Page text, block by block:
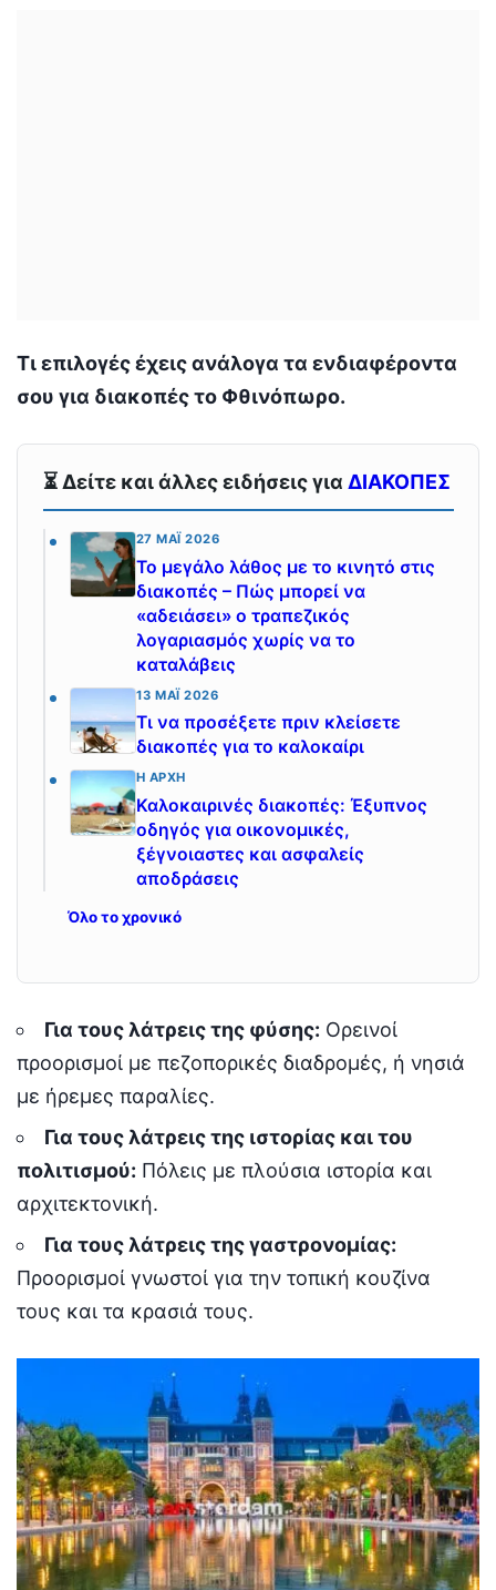
Τι επιλογές έχεις ανάλογα τα ενδιαφέροντα
σου για διακοπές το Φθινόπωρο.
⏳ Δείτε και άλλες ειδήσεις για ΔΙΑΚΟΠΕΣ
27 ΜΆΙ 2026
Το μεγάλο λάθος με το κινητό στις
διακοπές – Πώς μπορεί να
«αδειάσει» ο τραπεζικός
λογαριασμός χωρίς να το
καταλάβεις
13 ΜΆΙ 2026
Τι να προσέξετε πριν κλείσετε
διακοπές για το καλοκαίρι
Η ΑΡΧΉ
Καλοκαιρινές διακοπές: Έξυπνος
οδηγός για οικονομικές,
ξέγνοιαστες και ασφαλείς
αποδράσεις
Όλο το χρονικό
Για τους λάτρεις της φύσης: Ορεινοί
προορισμοί με πεζοπορικές διαδρομές, ή νησιά
με ήρεμες παραλίες.
Για τους λάτρεις της ιστορίας και του
πολιτισμού: Πόλεις με πλούσια ιστορία και
αρχιτεκτονική.
Για τους λάτρεις της γαστρονομίας:
Προορισμοί γνωστοί για την τοπική κουζίνα
τους και τα κρασιά τους.